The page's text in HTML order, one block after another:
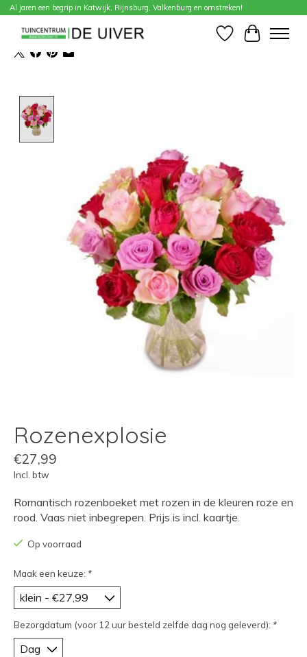
Al jaren een begrip in Katwijk, Rijnsburg, Valkenburg en omstreken!
Verlanglijst
Home / Rozenexplosie
Rozenexplosie
€27,99
Incl. btw
Romantisch rozenboeket met rozen in de kleuren roze en
rood. Vaas niet inbegrepen. Prijs is incl. kaartje.
Op voorraad
Maak een keuze: *
Bezorgdatum (voor 12 uur besteld zelfde dag nog geleverd): *